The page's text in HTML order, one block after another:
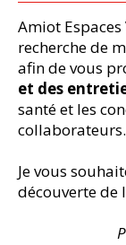
Amiot
recherche de
afin de vous
et des
santé et les
collaborateurs.
Je vous
découverte de